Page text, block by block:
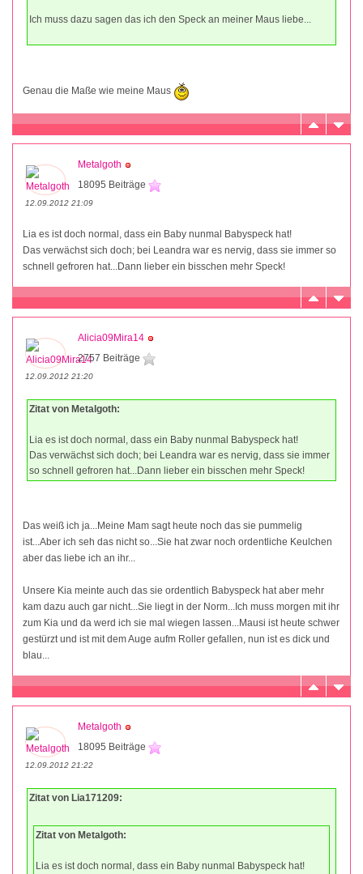
Ich muss dazu sagen das ich den Speck an meiner Maus liebe...
Genau die Maße wie meine Maus
Metalgoth
18095 Beiträge
12.09.2012 21:09
Lia es ist doch normal, dass ein Baby nunmal Babyspeck hat!
Das verwächst sich doch; bei Leandra war es nervig, dass sie immer so
schnell gefroren hat...Dann lieber ein bisschen mehr Speck!
Alicia09Mira14
2757 Beiträge
12.09.2012 21:20
Zitat von Metalgoth:
Lia es ist doch normal, dass ein Baby nunmal Babyspeck hat!
Das verwächst sich doch; bei Leandra war es nervig, dass sie immer
so schnell gefroren hat...Dann lieber ein bisschen mehr Speck!
Das weiß ich ja...Meine Mam sagt heute noch das sie pummelig
ist...Aber ich seh das nicht so...Sie hat zwar noch ordentliche Keulchen
aber das liebe ich an ihr...
Unsere Kia meinte auch das sie ordentlich Babyspeck hat aber mehr
kam dazu auch gar nicht...Sie liegt in der Norm...Ich muss morgen mit ihr
zum Kia und da werd ich sie mal wiegen lassen...Mausi ist heute schwer
gestürzt und ist mit dem Auge aufm Roller gefallen, nun ist es dick und
blau...
Metalgoth
18095 Beiträge
12.09.2012 21:22
Zitat von Lia171209:
Zitat von Metalgoth:
Lia es ist doch normal, dass ein Baby nunmal Babyspeck hat!